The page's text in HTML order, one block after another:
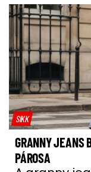
SIKK
GRANNY JEANS
PÁROSA